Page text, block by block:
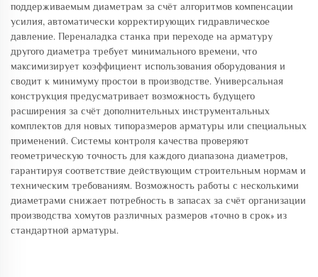
поддерживаемым диаметрам за счёт алгоритмов компенсации
усилия, автоматически корректирующих гидравлическое
давление. Переналадка станка при переходе на арматуру
другого диаметра требует минимального времени, что
максимизирует коэффициент использования оборудования и
сводит к минимуму простои в производстве. Универсальная
конструкция предусматривает возможность будущего
расширения за счёт дополнительных инструментальных
комплектов для новых типоразмеров арматуры или специальных
применений. Системы контроля качества проверяют
геометрическую точность для каждого диапазона диаметров,
гарантируя соответствие действующим строительным нормам и
техническим требованиям. Возможность работы с несколькими
диаметрами снижает потребность в запасах за счёт организации
производства хомутов различных размеров «точно в срок» из
стандартной арматуры.